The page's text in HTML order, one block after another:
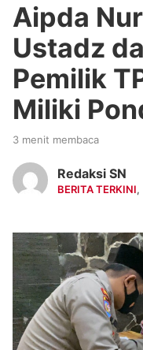
Aipda
Ustadz
Pemilik
Miliki
3 menit membaca
Redaksi SN
BERITA TERKINI,